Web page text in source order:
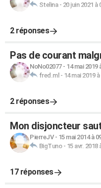
Stelina- 20 juin 2021 à
2 réponses
Pas de courant
NoNo02077- 14 mai 2019
fred.ml - 14 mai 2019 à
2 réponses
Mon disjoncteur
PierreJV- 15 mai 2014 à
BigTuno- 15 avr. 2018
17 réponses